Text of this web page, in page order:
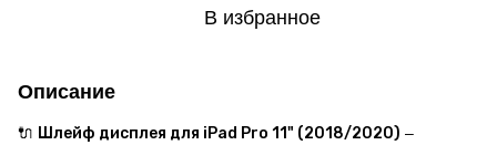
В избранное
Описание
🔌 Шлейф дисплея для iPad Pro 11" (2018/2020) –